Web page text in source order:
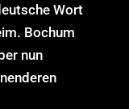
Wort
Bochum
nun